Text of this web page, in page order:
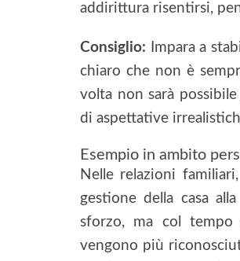
addirittura risentirsi,
Consiglio: Impara a
chiaro che non è
volta non sarà
di aspettative
Esempio in ambito
Nelle relazioni
gestione della casa
sforzo, ma col
vengono più